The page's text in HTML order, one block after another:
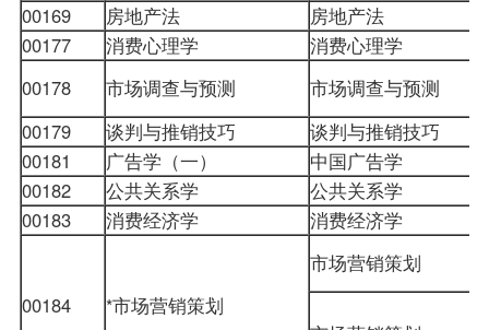
00169
房地产法 房地产法
00177
消费心理学 消费心理学
00178
市场调查与预测 市场调查与预测
00179
谈判与推销技巧 谈判与推销技巧
00181
广告学（一） 中国广告学
00182
公共关系学 公共关系学
00183
消费经济学 消费经济学
00184 *市场营销策划
市场营销策划